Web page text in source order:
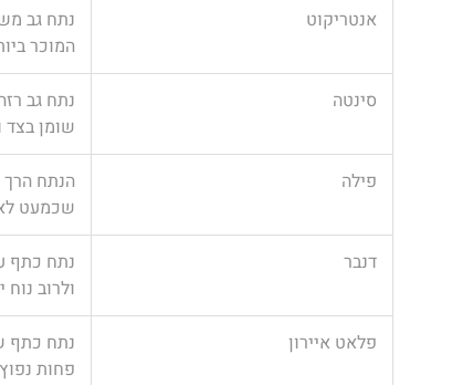
אנטריקוט
נתח גב
המוכר
סינטה
נתח גב
שומן בצד
פילה
הנתח הרך
שכמעט
דנבר
נתח כתף
ולרוב
פלאט איירון
נתח כתף
פחות